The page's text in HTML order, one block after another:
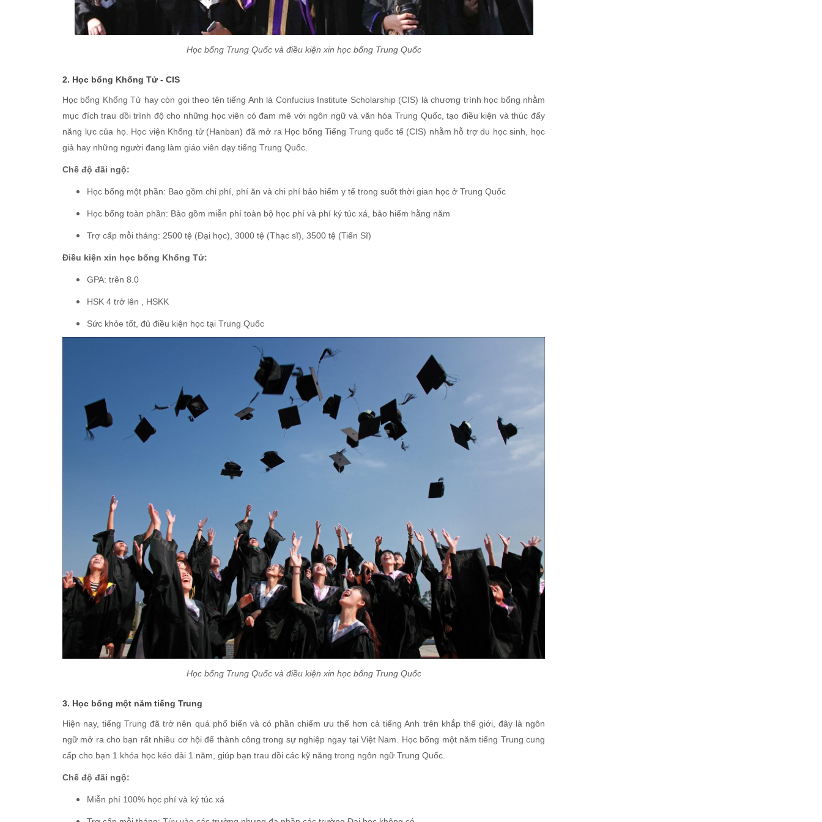
Học bổng Trung Quốc và điều kiện xin học bổng Trung Quốc
2. Học bổng Khổng Tử - CIS
Học bổng Khổng Tử hay còn gọi theo tên tiếng Anh là Confucius Institute Scholarship (CIS) là chương trình học bổng nhằm
mục đích trau dồi trình độ cho những học viên có đam mê với ngôn ngữ và văn hóa Trung Quốc, tạo điều kiện và thúc đẩy
năng lực của họ. Học viện Khổng tử (Hanban) đã mở ra Học bổng Tiếng Trung quốc tế (CIS) nhằm hỗ trợ du học sinh, học
giả hay những người đang làm giáo viên dạy tiếng Trung Quốc.
Chế độ đãi ngộ:
Học bổng một phần: Bao gồm chi phí, phí ăn và chi phí bảo hiểm y tế trong suốt thời gian học ở Trung Quốc
Học bổng toàn phần: Bảo gồm miễn phí toàn bộ học phí và phí ký túc xá, bảo hiểm hằng năm
Trợ cấp mỗi tháng: 2500 tệ (Đại học), 3000 tệ (Thạc sĩ), 3500 tệ (Tiến Sĩ)
Điều kiện xin học bổng Khổng Tử:
GPA: trên 8.0
HSK 4 trở lên , HSKK
Sức khỏe tốt, đủ điều kiện học tại Trung Quốc
Học bổng Trung Quốc và điều kiện xin học bổng Trung Quốc
3. Học bổng một năm tiếng Trung
Hiện nay, tiếng Trung đã trở nên quá phổ biến và có phần chiếm ưu thế hơn cả tiếng Anh trên khắp thế giới, đây là ngôn
ngữ mở ra cho bạn rất nhiều cơ hội để thành công trong sự nghiệp ngay tại Việt Nam. Học bổng một năm tiếng Trung cung
cấp cho bạn 1 khóa học kéo dài 1 năm, giúp bạn trau dồi các kỹ năng trong ngôn ngữ Trung Quốc.
Chế độ đãi ngộ:
Miễn phí 100% học phí và ký túc xá